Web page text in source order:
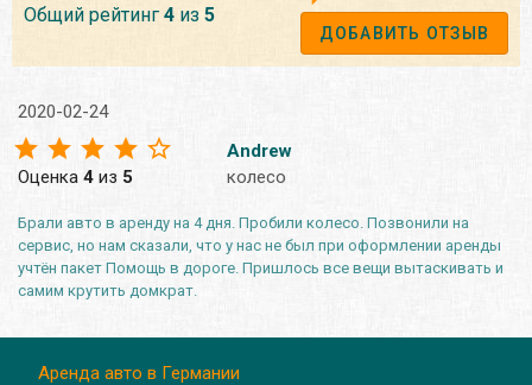
Общий рейтинг 4 из 5
ДОБАВИТЬ ОТЗЫВ
2020-02-24
Оценка 4 из 5
Andrew
колесо
Брали авто в аренду на 4 дня. Пробили колесо. Позвонили на
сервис, но нам сказали, что у нас не был при оформлении аренды
учтён пакет Помощь в дороге. Пришлось все вещи вытаскивать и
самим крутить домкрат.
Аренда авто в Германии